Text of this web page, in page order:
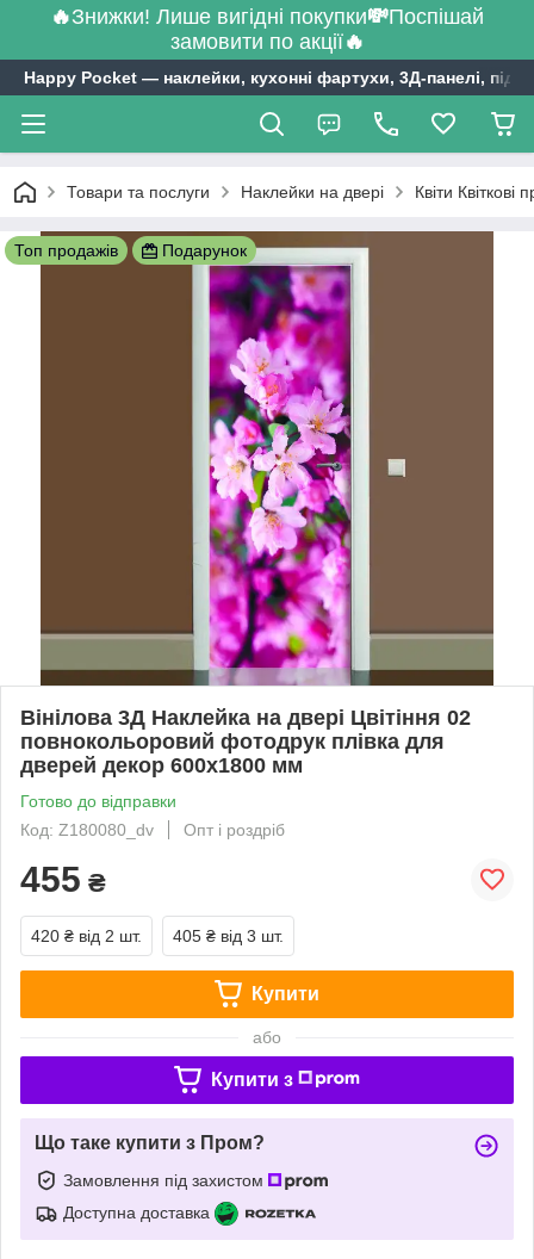
🔥Знижки! Лише вигідні покупки💸Поспішай
замовити по акції🔥
Happy Pocket ― наклейки, кухонні фартухи, 3Д-панелі,
Товари та послуги Наклейки на двері Квіти
Топ продажів Подарунок
Вінілова 3Д Наклейка на двері Цвітіння 02
повнокольоровий фотодрук плівка для
дверей декор 600х1800 мм
Готово до відправки
Код: Z180080_dv
Опт і роздріб
455 ₴
420 ₴ від 2 шт. 405 ₴ від 3 шт.
Купити
або
Купити з
Що таке купити з Пром?
Замовлення під захистом
Доступна доставка